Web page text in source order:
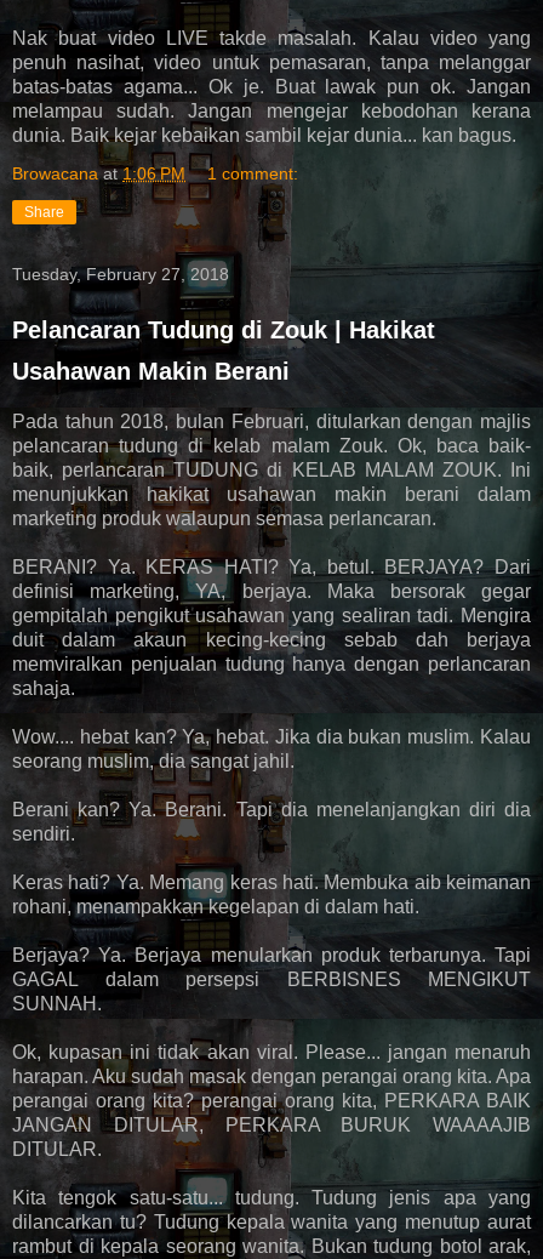
Nak buat video LIVE takde masalah. Kalau video yang
penuh nasihat, video untuk pemasaran, tanpa melanggar
batas-batas agama... Ok je. Buat lawak pun ok. Jangan
melampau sudah. Jangan mengejar kebodohan kerana
dunia. Baik kejar kebaikan sambil kejar dunia... kan bagus.
Browacana at1:06 PM 1 comment:
Share
Tuesday, February 27, 2018
Pelancaran Tudung di Zouk | Hakikat
Usahawan Makin Berani
Pada tahun 2018, bulan Februari, ditularkan dengan majlis
pelancaran tudung di kelab malam Zouk. Ok, baca baik-
baik, perlancaran TUDUNG di KELAB MALAM ZOUK. Ini
menunjukkan hakikat usahawan makin berani dalam
marketing produk walaupun semasa perlancaran.
BERANI? Ya. KERAS HATI? Ya, betul. BERJAYA? Dari
definisi marketing, YA, berjaya. Maka bersorak gegar
gempitalah pengikut usahawan yang sealiran tadi. Mengira
duit dalam akaun kecing-kecing sebab dah berjaya
memviralkan penjualan tudung hanya dengan perlancaran
sahaja.
Wow.... hebat kan? Ya, hebat. Jika dia bukan muslim. Kalau
seorang muslim, dia sangat jahil.
Berani kan? Ya. Berani. Tapi dia menelanjangkan diri dia
sendiri.
Keras hati? Ya. Memang keras hati. Membuka aib keimanan
rohani, menampakkan kegelapan di dalam hati.
Berjaya? Ya. Berjaya menularkan produk terbarunya. Tapi
GAGAL dalam persepsi BERBISNES MENGIKUT
SUNNAH.
Ok, kupasan ini tidak akan viral. Please... jangan menaruh
harapan. Aku sudah masak dengan perangai orang kita. Apa
perangai orang kita? perangai orang kita, PERKARA BAIK
JANGAN DITULAR, PERKARA BURUK WAAAAJIB
DITULAR.
Kita tengok satu-satu... tudung. Tudung jenis apa yang
dilancarkan tu? Tudung kepala wanita yang menutup aurat
rambut di kepala seorang wanita. Bukan tudung botol arak,